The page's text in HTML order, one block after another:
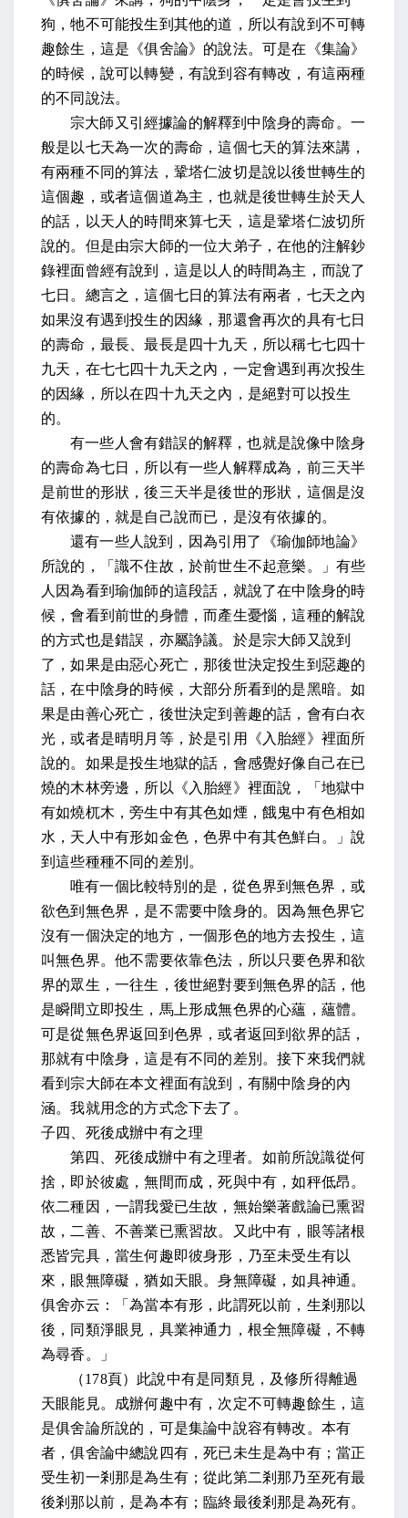
狗，牠不可能投生到其他的道，所以有說到不可轉
趣餘生，這是《俱舍論》的說法。可是在《集論》
的時候，說可以轉變，有說到容有轉改，有這兩種
的不同說法。
宗大師又引經據論的解釋到中陰身的壽命。一
般是以七天為一次的壽命，這個七天的算法來講，
有兩種不同的算法，鞏塔仁波切是說以後世轉生的
這個趣，或者這個道為主，也就是後世轉生於天人
的話，以天人的時間來算七天，這是鞏塔仁波切所
說的。但是由宗大師的一位大弟子，在他的注解鈔
錄裡面曾經有說到，這是以人的時間為主，而說了
七日。總言之，這個七日的算法有兩者，七天之內
如果沒有遇到投生的因緣，那還會再次的具有七日
的壽命，最長、最長是四十九天，所以稱七七四十
九天，在七七四十九天之內，一定會遇到再次投生
的因緣，所以在四十九天之內，是絕對可以投生
的。
有一些人會有錯誤的解釋，也就是說像中陰身
的壽命為七日，所以有一些人解釋成為，前三天半
是前世的形狀，後三天半是後世的形狀，這個是沒
有依據的，就是自己說而已，是沒有依據的。
還有一些人說到，因為引用了《瑜伽師地論》
所說的，「識不住故，於前世生不起意樂。」有些
人因為看到瑜伽師的這段話，就說了在中陰身的時
候，會看到前世的身體，而產生憂惱，這種的解說
的方式也是錯誤，亦屬諍議。於是宗大師又說到
了，如果是由惡心死亡，那後世決定投生到惡趣的
話，在中陰身的時候，大部分所看到的是黑暗。如
果是由善心死亡，後世決定到善趣的話，會有白衣
光，或者是晴明月等，於是引用《入胎經》裡面所
說的。如果是投生地獄的話，會感覺好像自己在已
燒的木林旁邊，所以《入胎經》裡面說，「地獄中
有如燒杌木，旁生中有其色如煙，餓鬼中有色相如
水，天人中有形如金色，色界中有其色鮮白。」說
到這些種種不同的差別。
唯有一個比較特別的是，從色界到無色界，或
欲色到無色界，是不需要中陰身的。因為無色界它
沒有一個決定的地方，一個形色的地方去投生，這
叫無色界。他不需要依靠色法，所以只要色界和欲
界的眾生，一往生，後世絕對要到無色界的話，他
是瞬間立即投生，馬上形成無色界的心蘊，蘊體。
可是從無色界返回到色界，或者返回到欲界的話，
那就有中陰身，這是有不同的差別。接下來我們就
看到宗大師在本文裡面有說到，有關中陰身的內
涵。我就用念的方式念下去了。
子四、死後成辦中有之理
第四、死後成辦中有之理者。如前所說識從何
捨，即於彼處，無間而成，死與中有，如秤低昂。
依二種因，一謂我愛已生故，無始樂著戲論已熏習
故，二善、不善業已熏習故。又此中有，眼等諸根
悉皆完具，當生何趣即彼身形，乃至未受生有以
來，眼無障礙，猶如天眼。身無障礙，如具神通。
俱舍亦云：「為當本有形，此謂死以前，生剎那以
後，同類淨眼見，具業神通力，根全無障礙，不轉
為尋香。」
（178頁）此說中有是同類見，及修所得離過
天眼能見。成辦何趣中有，次定不可轉趣餘生，這
是俱舍論所說的，可是集論中說容有轉改。本有
者，俱舍論中總說四有，死已未生是為中有；當正
受生初一剎那是為生有；從此第二剎那乃至死有最
後剎那以前，是為本有；臨終最後剎那是為死有。